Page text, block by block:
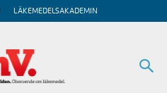
LÄKEMEDELSAKADEMIN